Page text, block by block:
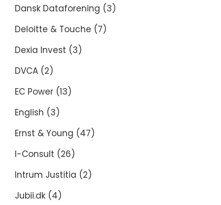
Dansk Dataforening (3)
Deloitte & Touche (7)
Dexia Invest (3)
DVCA (2)
EC Power (13)
English (3)
Ernst & Young (47)
I-Consult (26)
Intrum Justitia (2)
Jubii.dk (4)